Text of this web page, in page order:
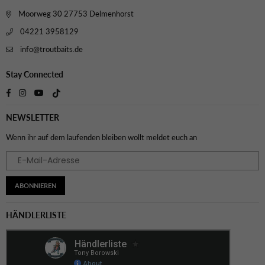
Moorweg 30 27753 Delmenhorst
04221 3958129
info@troutbaits.de
Stay Connected
FacebookInstagram
YouTube
NEWSLETTER
Wenn ihr auf dem laufenden bleiben wollt meldet euch an
ABONNIEREN
HÄNDLERLISTE